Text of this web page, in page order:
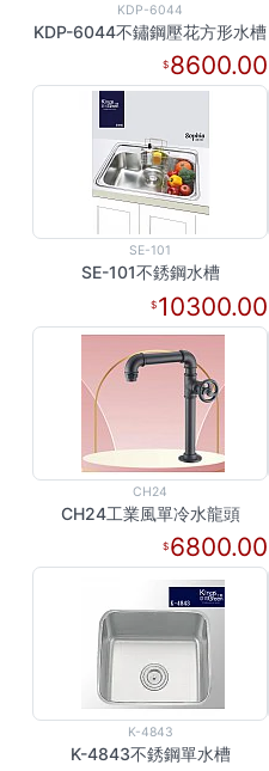
KDP-6044
KDP-6044不鏽鋼壓花方形水槽
8600.00
SE-101
SE-101不銹鋼水槽
10300.00
CH24
CH24工業風單冷水龍頭
6800.00
K-4843
K-4843不銹鋼單水槽